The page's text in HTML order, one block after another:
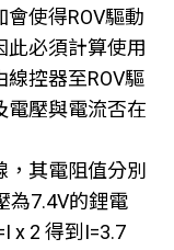
使得ROV驅動
此必須計算使用
控器至ROV驅
電壓與電流否在
其電阻值分別
為7.4V的鋰電
x 2 得到I=3.7